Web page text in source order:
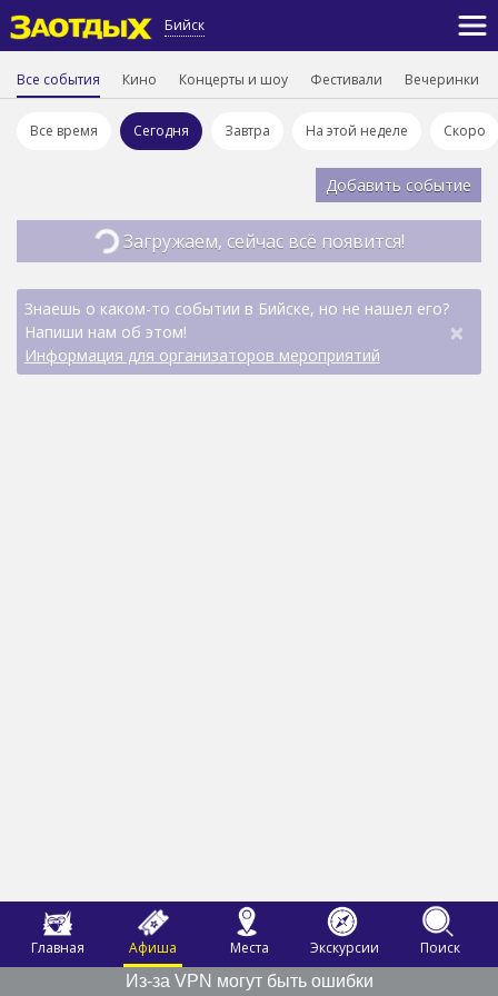
Бийск
Главная Афиша Места Экскурсии
Поиск
Из-за VPN могут быть ошибки
Все события Кино Концерты и шоу Фестивали Вечеринки
Все время Сегодня Завтра На этой неделе Скоро
Добавить событие
Загружаем, сейчас всё появится!
Знаешь о каком-то событии в Бийске, но не нашел его?
Напиши нам об этом!
Информация для организаторов мероприятий
×